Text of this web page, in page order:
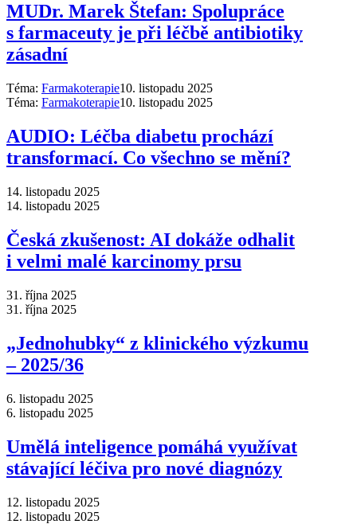
MUDr. Marek Štefan: Spolupráce
s farmaceuty je při léčbě antibiotiky
zásadní
Téma: Farmakoterapie10. listopadu 2025
Téma: Farmakoterapie10. listopadu 2025
AUDIO: Léčba diabetu prochází
transformací. Co všechno se mění?
14. listopadu 2025
14. listopadu 2025
Česká zkušenost: AI dokáže odhalit
i velmi malé karcinomy prsu
31. října 2025
31. října 2025
„Jednohubky“ z klinického výzkumu
–⁠ 2025/36
6. listopadu 2025
6. listopadu 2025
Umělá inteligence pomáhá využívat
stávající léčiva pro nové diagnózy
12. listopadu 2025
12. listopadu 2025